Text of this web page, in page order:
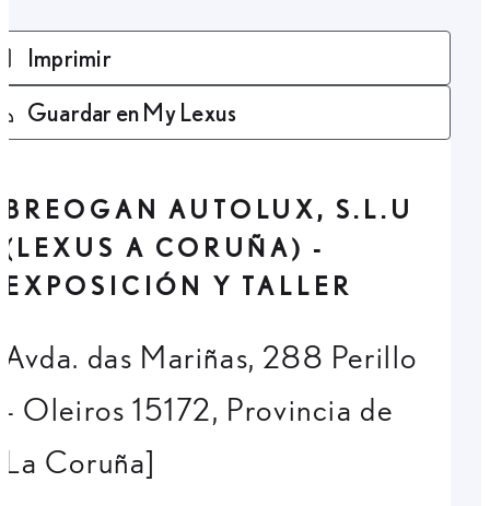
Imprimir
Guardar en My Lexus
BREOGAN AUTOLUX, S.L.U
(LEXUS A CORUÑA) -
EXPOSICIÓN Y TALLER
Avda. das Mariñas, 288 Perillo
- Oleiros 15172, Provincia de
La Coruña]